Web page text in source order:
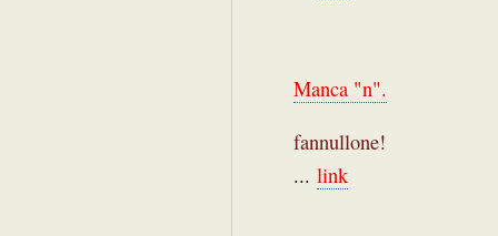
Manca "n".
‪fannullone‬!
... link